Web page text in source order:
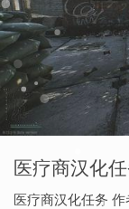
医疗商汉化
医疗商汉化任务